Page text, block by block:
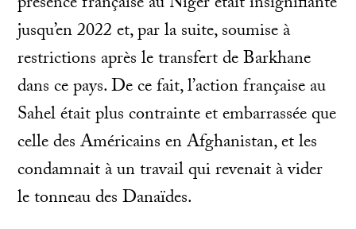
jusqu’en 2022 et, par la suite, soumise à
restrictions après le transfert de Barkhane
dans ce pays. De ce fait, l’action française au
Sahel était plus contrainte et embarrassée que
celle des Américains en Afghanistan, et les
condamnait à un travail qui revenait à vider
le tonneau des Danaïdes.